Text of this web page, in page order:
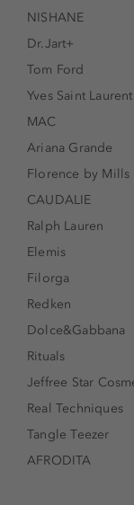
NISHANE
Dr.Jart+
Tom Ford
Yves Saint Laurent
MAC
Ariana Grande
Florence by Mills
CAUDALIE
Ralph Lauren
Elemis
Filorga
Redken
Dolce&Gabbana
Rituals
Jeffree Star
Real Techniques
Tangle Teezer
AFRODITA